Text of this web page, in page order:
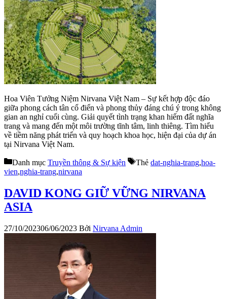
Hoa Viên Tưởng Niệm Nirvana Việt Nam – Sự kết hợp độc đáo
giữa phong cách tân cổ điển và phong thủy đáng chú ý trong không
gian an nghỉ cuối cùng. Giải quyết tình trạng khan hiếm đất nghĩa
trang và mang đến một môi trường tĩnh tâm, linh thiêng. Tìm hiểu
về tiềm năng phát triển và quy hoạch khoa học, hiện đại của dự án
tại Nirvana Việt Nam.
Danh mục Truyền thông & Sự kiện Thẻ dat-nghia-trang,hoa-
vien,nghia-trang,nirvana
DAVID KONG GIỮ VỮNG NIRVANA
ASIA
27/10/202306/06/2023 Bởi Nirvana Admin